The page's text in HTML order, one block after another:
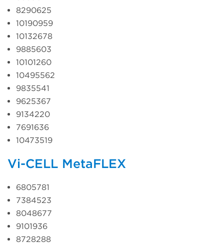
8290625
10190959
10132678
9885603
10101260
10495562
9835541
9625367
9134220
7691636
10473519
Vi-CELL MetaFLEX
6805781
7384523
8048677
9101936
8728288